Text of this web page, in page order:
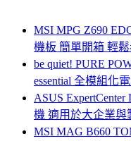
MSI MPG Z690
機板 簡單開箱 輕鬆
be quiet! PURE
essential 全模組化
ASUS
機 適用於大企業與
MSI MAG B660